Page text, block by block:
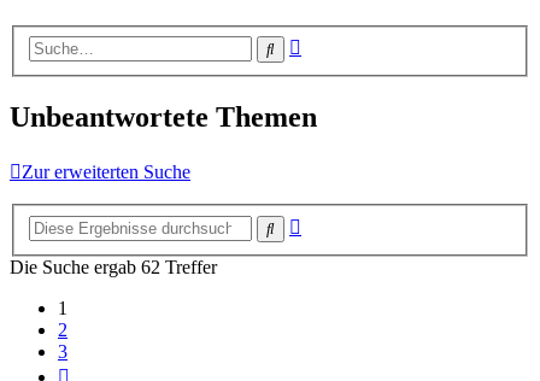
Suche
Unbeantwortete Themen
Zur erweiterten Suche
Suche
Die Suche ergab 62 Treffer
1
2
3